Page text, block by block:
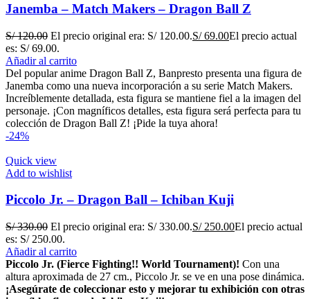
Janemba – Match Makers – Dragon Ball Z
S/120.00 El precio original era: S/ 120.00.S/69.00El precio actual
es: S/ 69.00.
Añadir al carrito
Del popular anime Dragon Ball Z, Banpresto presenta una figura de
Janemba como una nueva incorporación a su serie Match Makers.
Increíblemente detallada, esta figura se mantiene fiel a la imagen del
personaje. ¡Con magníficos detalles, esta figura será perfecta para tu
colección de Dragon Ball Z! ¡Pide la tuya ahora!
-24%
Quick view
Add to wishlist
Piccolo Jr. – Dragon Ball – Ichiban Kuji
S/330.00 El precio original era: S/ 330.00.S/250.00El precio actual
es: S/ 250.00.
Añadir al carrito
Piccolo Jr. (Fierce Fighting!! World Tournament)! Con una
altura aproximada de 27 cm., Piccolo Jr. se ve en una pose dinámica.
¡Asegúrate de coleccionar esto y mejorar tu exhibición con otras